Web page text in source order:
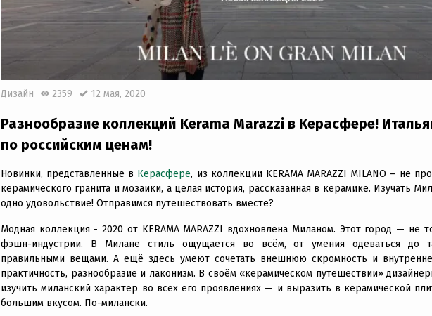
Дизайн 2359 12 мая, 2020
Разнообразие коллекций Kerama Marazzi в Керасфере!
по российским ценам!
Новинки, представленные в Керасфере, из коллекции KERAMA MARAZZI MILANO – не
керамического гранита и мозаики, а целая история, рассказанная в керамике. Изучать
одно удовольствие! Отправимся путешествовать вместе?
Модная коллекция - 2020 от KERAMA MARAZZI вдохновлена Миланом. Этот город — не
фэшн-индустрии. В Милане стиль ощущается во всём, от умения одеваться до
правильными вещами. А ещё здесь умеют сочетать внешнюю скромность и
практичность, разнообразие и лаконизм. В своём «керамическом путешествии»
изучить миланский характер во всех его проявлениях — и выразить в керамической
большим вкусом. По-милански.